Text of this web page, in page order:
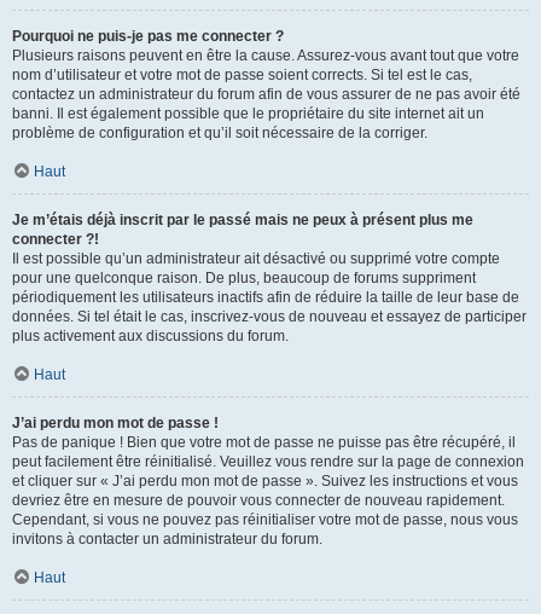
Pourquoi ne puis-je pas me connecter ?
Plusieurs raisons peuvent en être la cause. Assurez-vous avant tout que votre
nom d’utilisateur et votre mot de passe soient corrects. Si tel est le cas,
contactez un administrateur du forum afin de vous assurer de ne pas avoir été
banni. Il est également possible que le propriétaire du site internet ait un
problème de configuration et qu’il soit nécessaire de la corriger.
Haut
Je m’étais déjà inscrit par le passé mais ne peux à présent plus me
connecter ?!
Il est possible qu’un administrateur ait désactivé ou supprimé votre compte
pour une quelconque raison. De plus, beaucoup de forums suppriment
périodiquement les utilisateurs inactifs afin de réduire la taille de leur base de
données. Si tel était le cas, inscrivez-vous de nouveau et essayez de participer
plus activement aux discussions du forum.
Haut
J’ai perdu mon mot de passe !
Pas de panique ! Bien que votre mot de passe ne puisse pas être récupéré, il
peut facilement être réinitialisé. Veuillez vous rendre sur la page de connexion
et cliquer sur « J’ai perdu mon mot de passe ». Suivez les instructions et vous
devriez être en mesure de pouvoir vous connecter de nouveau rapidement.
Cependant, si vous ne pouvez pas réinitialiser votre mot de passe, nous vous
invitons à contacter un administrateur du forum.
Haut